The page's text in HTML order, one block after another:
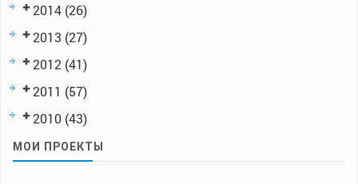
2014 (26)
2013 (27)
2012 (41)
2011 (57)
2010 (43)
МОИ ПРОЕКТЫ